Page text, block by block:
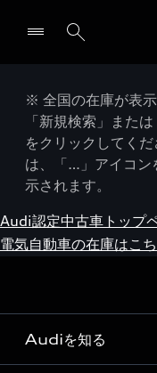
※ 全国の在庫が表
「新規検索」また
をクリックしてく
は、「…」アイコン
示されます。
Audi認定中古車トップ
電気自動車の在庫はこ
Audiを知る